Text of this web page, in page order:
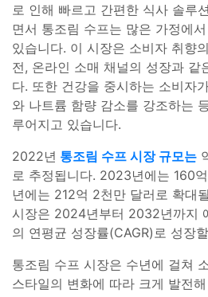
로 인해 빠르고 간편한 식사 솔루
면서 통조림 수프는 많은 가정에
있습니다. 이 시장은 소비자 취향
전, 온라인 소매 채널의 성장과 같
다. 또한 건강을 중시하는 소비자
와 나트륨 함량 감소를 강조하는
루어지고 있습니다.
2022년 통조림 수프 시장 규모는
로 추정됩니다. 2023년에는 160
년에는 212억 2천만 달러로 확대
시장은 2024년부터 2032년까지
의 연평균 성장률(CAGR)로 성장
통조림 수프 시장은 수년에 걸쳐
스타일의 변화에 따라 크게 발전